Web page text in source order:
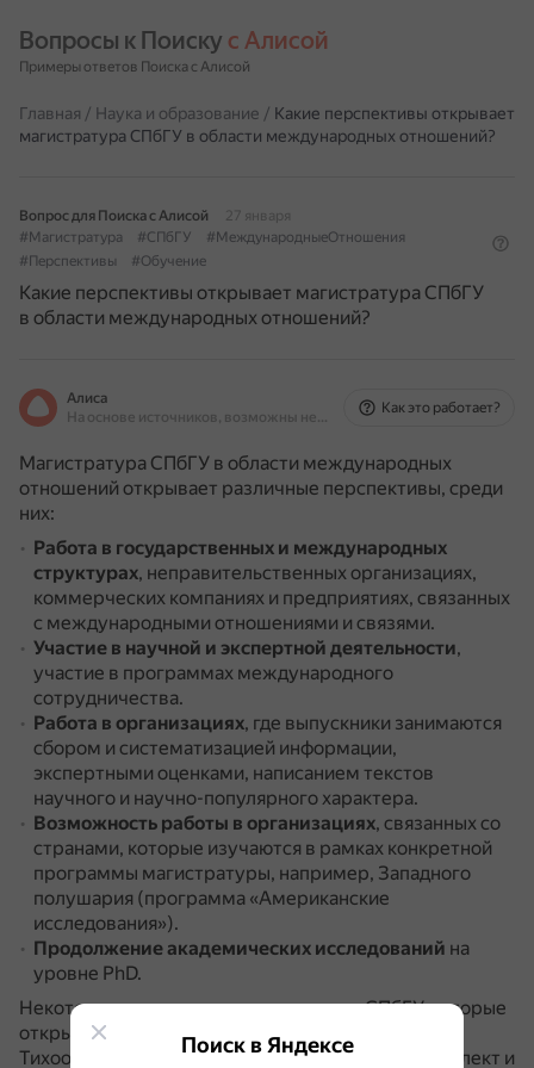
Вопросы к Поиску с Алисой
Примеры ответов Поиска с Алисой
Главная / Наука и образование / Какие перспективы открывает
магистратура СПбГУ в области международных отношений?
Вопрос для Поиска с Алисой
27 января
#Магистратура
#СПбГУ
#МеждународныеОтношения
#Перспективы
#Обучение
Какие перспективы открывает магистратура СПбГУ
в области международных отношений?
Алиса
На основе источников, возможны неточности
Как это работает?
Магистратура СПбГУ в области международных
отношений открывает различные перспективы, среди
них:
Работа в государственных и международных
структурах, неправительственных организациях,
коммерческих компаниях и предприятиях, связанных
с международными отношениями и связями.
Участие в научной и экспертной деятельности,
участие в программах международного
сотрудничества.
Работа в организациях, где выпускники занимаются
сбором и систематизацией информации,
экспертными оценками, написанием текстов
научного и научно-популярного характера.
Возможность работы в организациях, связанных со
странами, которые изучаются в рамках конкретной
программы магистратуры, например, Западного
полушария (программа «Американские
исследования»).
Продолжение академических исследований на
уровне PhD.
Некоторые программы магистратуры СПбГУ, которые
открывают разные перспективы: «Исследования
Тихоокеанского региона», «Искусственный интеллект и
Поиск в Яндексе